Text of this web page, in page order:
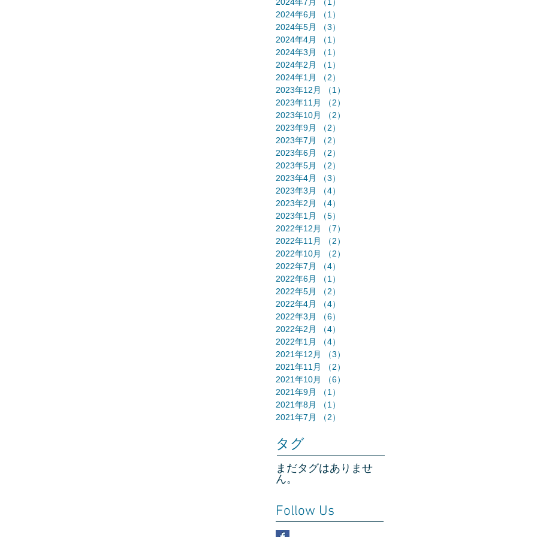
2024年6月
（1）
2024年5月
（3）
2024年4月
（1）
2024年3月
（1）
2024年2月
（1）
2024年1月
（2）
2023年12月
（1）
2023年11月
（2）
2023年10月
（2）
2023年9月
（2）
2023年7月
（2）
2023年6月
（2）
2023年5月
（2）
2023年4月
（3）
2023年3月
（4）
2023年2月
（4）
2023年1月
（5）
2022年12月
（7）
2022年11月
（2）
2022年10月
（2）
2022年7月
（4）
2022年6月
（1）
2022年5月
（2）
2022年4月
（4）
2022年3月
（6）
2022年2月
（4）
2022年1月
（4）
2021年12月
（3）
2021年11月
（2）
2021年10月
（6）
2021年9月
（1）
2021年8月
（1）
2021年7月
（2）
タグ
まだタグはありませ
ん。
Follow Us